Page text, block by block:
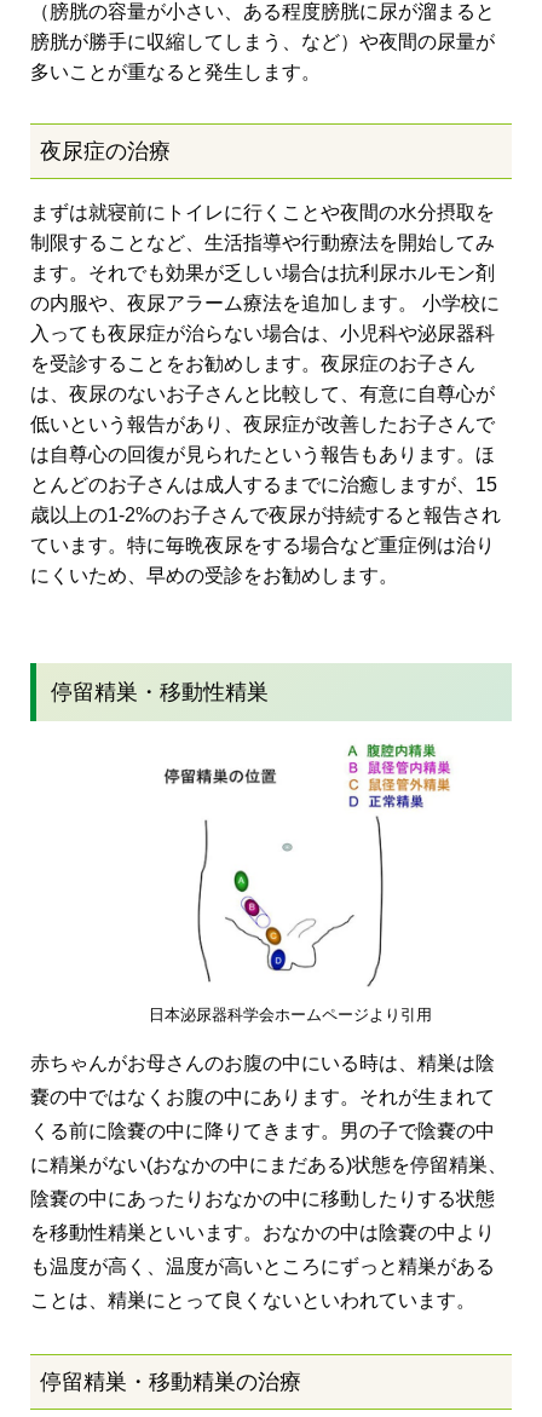
（膀胱の容量が小さい、ある程度膀胱に尿が溜まると
膀胱が勝手に収縮してしまう、など）や夜間の尿量が
多いことが重なると発生します。
夜尿症の治療
まずは就寝前にトイレに行くことや夜間の水分摂取を
制限することなど、生活指導や行動療法を開始してみ
ます。それでも効果が乏しい場合は抗利尿ホルモン剤
の内服や、夜尿アラーム療法を追加します。 小学校に
入っても夜尿症が治らない場合は、小児科や泌尿器科
を受診することをお勧めします。夜尿症のお子さん
は、夜尿のないお子さんと比較して、有意に自尊心が
低いという報告があり、夜尿症が改善したお子さんで
は自尊心の回復が見られたという報告もあります。ほ
とんどのお子さんは成人するまでに治癒しますが、15
歳以上の1-2%のお子さんで夜尿が持続すると報告され
ています。特に毎晩夜尿をする場合など重症例は治り
にくいため、早めの受診をお勧めします。
停留精巣・移動性精巣
日本泌尿器科学会ホームページより引用
赤ちゃんがお母さんのお腹の中にいる時は、精巣は陰
嚢の中ではなくお腹の中にあります。それが生まれて
くる前に陰嚢の中に降りてきます。男の子で陰嚢の中
に精巣がない(おなかの中にまだある)状態を停留精巣、
陰嚢の中にあったりおなかの中に移動したりする状態
を移動性精巣といいます。おなかの中は陰嚢の中より
も温度が高く、温度が高いところにずっと精巣がある
ことは、精巣にとって良くないといわれています。
停留精巣・移動精巣の治療